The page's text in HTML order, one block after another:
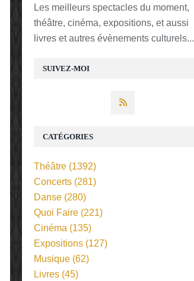
SUIVEZ-MOI
Les meilleurs spectacles du moment,
théâtre, cinéma, expositions, et aussi
livres et autres évènements culturels...
CATÉGORIES
Théâtre (1392)
Concerts (281)
Danse (280)
Quoi Faire (221)
Cinéma (135)
Expositions (127)
Musique (62)
Livres (45)